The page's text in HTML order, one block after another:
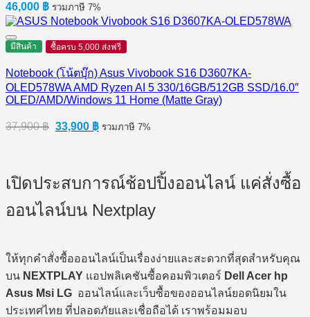
46,000 ฿ รวมภาษี 7%
มีสินค้า ซื้อครบ 5,000 ส่งฟรี
Notebook (โน้ตบุ๊ก) Asus Vivobook S16 D3607KA-
OLED578WA AMD Ryzen AI 5 330/16GB/512GB SSD/16.0″
OLED/AMD/Windows 11 Home (Matte Gray)
37,900฿ Original
price
33,900 ฿Current
price
รวมภาษี 7%
เปิดประสบการณ์ช้อปปิ้งออนไลน์ แค่สั่งซื้อ
ออนไลน์บน Nextplay
ให้ทุกคำสั่งซื้อออนไลน์เป็นเรื่องง่ายและสะดวกที่สุดสำหรับคุณ
บน NEXTPLAY แอปพลิเคชันซื้อคอมพิวเตอร์ Dell Acer hp
Asus Msi LG ออนไลน์และเว็บซื้อของออนไลน์ยอดนิยมใน
ประเทศไทย ที่ปลอดภัยและเชื่อถือได้ เราพร้อมมอบ